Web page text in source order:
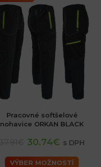
Pracovné softšelové
nohavice ORKAN BLACK
30.74€ s DPH
VÝBER MOŽNOSTÍ